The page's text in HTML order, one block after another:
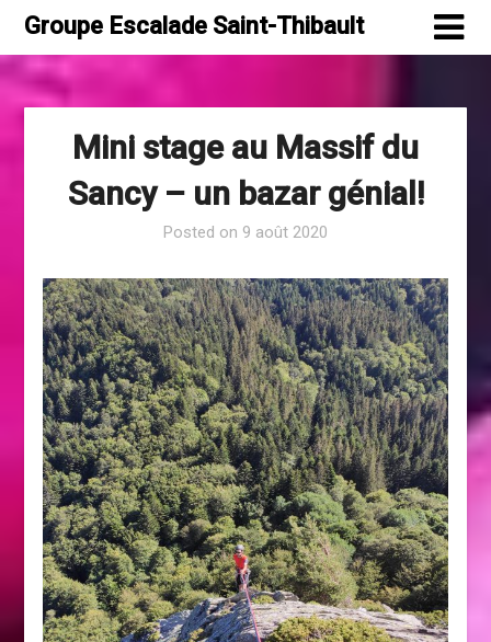
Skip
content
Groupe Escalade Saint-Thibault
Mini stage au Massif du
Sancy – un bazar génial!
Posted on 9 août 2020